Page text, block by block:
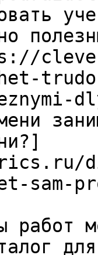
sam-
работ